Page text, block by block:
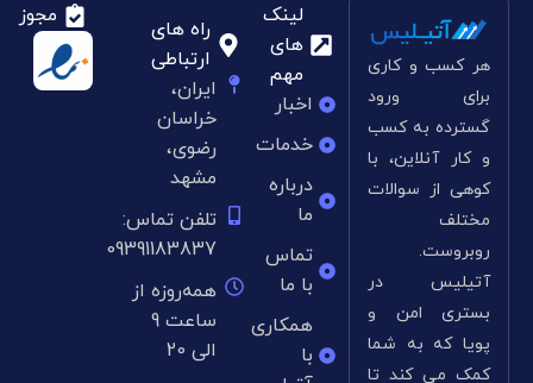
هر کسب و کاری
برای ورود
گسترده به کسب
و کار آنلاین، با
کوهی از سوالات
مختلف
روبروست.
آتیلیس در
بستری امن و
پویا که به شما
کمک می کند تا
لینک
های
مهم
اخبار
خدمات
درباره
ما
تماس
با ما
همکاری
با
راه های
ارتباطی
ایران،
خراسان
رضوی،
مشهد
تلفن تماس:
09391183837
همه‌روزه از
ساعت 9
الی 20
مجوز